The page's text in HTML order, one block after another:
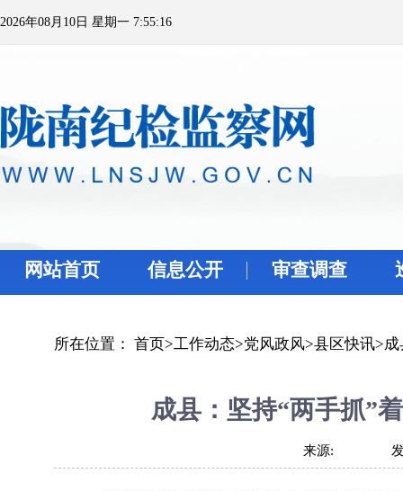
2026年08月10日 星期一 7:55:16
网站首页 信息公开 审查调查
所在位置： 首页>工作动态>党风政风>县区快讯>成
成县：坚持“两手抓”
来源: